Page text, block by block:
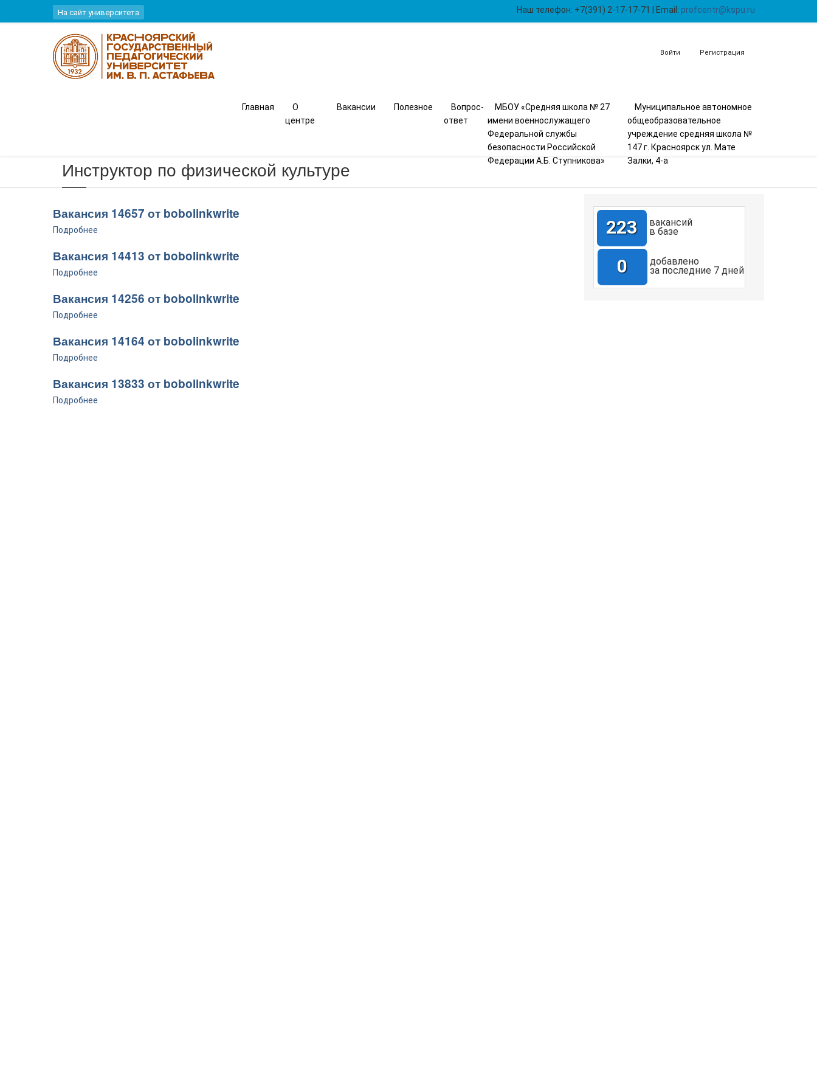
Перейти к основному содержанию
На сайт университета Наш телефон: +7(391) 2-17-17-71 | Email: profcentr@kspu.ru
Войти Регистрация
Главная
О
центре
Вакансии Полезное
Вопрос-
ответ
МБОУ «Средняя школа № 27
имени военнослужащего
Федеральной службы
безопасности Российской
Федерации А.Б. Ступникова»
Муниципальное автономное
общеобразовательное
учреждение средняя школа №
147 г. Красноярск ул. Мате
Залки, 4-а
Инструктор по физической культуре
Вакансия 14657 от bobolinkwrite
Подробнее
Вакансия 14413 от bobolinkwrite
Подробнее
Вакансия 14256 от bobolinkwrite
Подробнее
Вакансия 14164 от bobolinkwrite
Подробнее
Вакансия 13833 от bobolinkwrite
Подробнее
223 вакансий
в базе
0 добавлено
за последние 7 дней